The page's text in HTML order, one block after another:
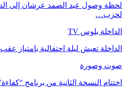
لحظة وصول عبد الصمد عرشان إلى
لحزب…
الداخلة بلوس TV
الداخلة تعيش ليلة احتفالية بامتياز
صوت وصورة
اختتام النسخة الثانية من برنامج